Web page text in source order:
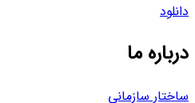
دانلود
درباره ما
ساختار سازمانی